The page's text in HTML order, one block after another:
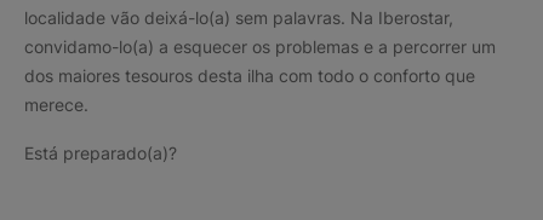
localidade vão deixá-lo(a) sem palavras. Na Iberostar,
convidamo-lo(a) a esquecer os problemas e a percorrer um
dos maiores tesouros desta ilha com todo o conforto que
merece.
Está preparado(a)?